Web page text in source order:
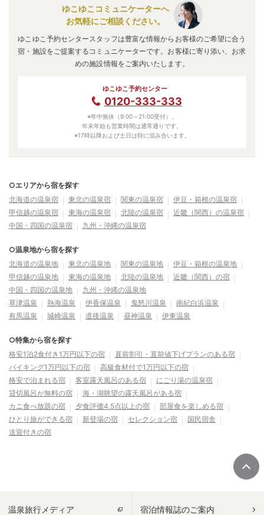
ゆこゆこコミュニケーターへ
お気軽にご相談ください。
ゆこゆこ予約センタースタッフは豊富な情報からお客様のご希望に合う
宿・施設をご提案するコミュニケーターです。お客様に寄り添い、お求
めの施設情報をご案内いたします。
ゆこゆこ予約センター
0120-333-333
※年中無休（9:00～21:00受付）。
年末年始も営業時間は通常通りです。
※17時以降および土日は特に混み合います。
○エリアから宿を探す
北海道の温泉宿
東北の温泉宿 関東の温泉宿
伊豆・箱根の温泉宿
甲信越の温泉宿
東海の温泉宿 北陸の温泉宿
近畿（関西）の温泉宿
中国・四国の温泉宿
九州・沖縄の温泉宿
○温泉地から宿を探す
北海道の温泉地
東北の温泉地 関東の温泉地
伊豆・箱根の温泉地
甲信越の温泉地
東海の温泉地 北陸の温泉地
近畿（関西）の宿
中国・四国の温泉地
九州・沖縄の温泉地
草津温泉
熱海温泉 伊香保温泉 鬼怒川温泉
南紀白浜温泉
有馬温泉
城崎温泉 道後温泉 昼神温泉 伊東温泉
○特集から宿を探す
格安1泊2食付き1万円以下の宿
直前割引・直前値下げプランのある宿
バイキング1万円以下の宿
高級食材付で1万円以下の宿
格安で泊まれる宿
客室露天風呂のある宿
にごり湯の温泉宿
貸切風呂が無料の宿
海・湖眺望の露天風呂がある宿
カニ食べ放題の宿
夕食評価4.5点以上の宿
部屋食を楽しめる宿
ひとり旅ができる宿
新登場の宿 セレクション宿
国民宿舎
送迎付きの宿
温泉旅行メディア 宿泊情報誌のご案内